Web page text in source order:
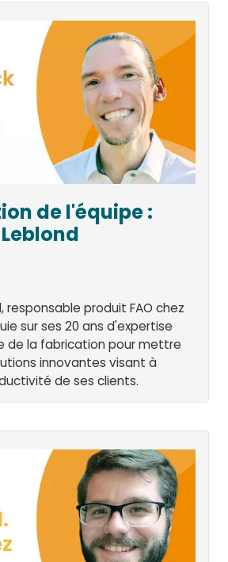
de l'équipe :
responsable produit FAO chez
sur ses 20 ans d'expertise
de la fabrication pour mettre
innovantes visant à
de ses clients.